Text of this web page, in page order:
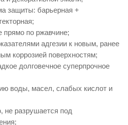
защиты: барьерная +
прямо по ржавчине;
адгезии к новым, ранее
коррозией поверхностям;
долговечное суперпрочное
воды, масел, слабых кислот и
не разрушается под